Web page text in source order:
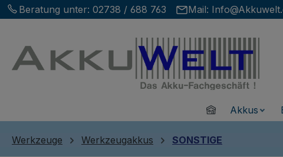
Hauptinhalt springen
Zur Suche springen
Zur Hauptnavigation springen
Beratung unter: 02738 / 688 763 Mail:
HomeAkkus
Werkzeuge Werkzeugakkus SONSTIGE